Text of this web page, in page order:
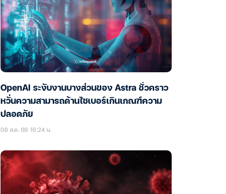
OpenAI ระงับงานบางส่วนของ Astra ชั่วคราว
หวั่นความสามารถด้านไซเบอร์เกินเกณฑ์ความ
ปลอดภัย
08 ส.ค. 69 16:24 น.